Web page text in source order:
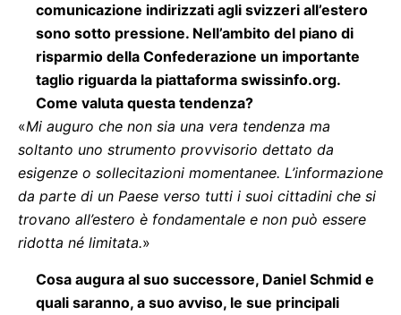
comunicazione indirizzati agli svizzeri all’estero
sono sotto pressione. Nell’ambito del piano di
risparmio della Confederazione un importante
taglio riguarda la piattaforma swissinfo.org.
Come valuta questa tendenza?
«Mi auguro che non sia una vera tendenza ma
soltanto uno strumento provvisorio dettato da
esigenze o sollecitazioni momentanee. L’informazione
da parte di un Paese verso tutti i suoi cittadini che si
trovano all’estero è fondamentale e non può essere
ridotta né limitata.»
Cosa augura al suo successore, Daniel Schmid e
quali saranno, a suo avviso, le sue principali